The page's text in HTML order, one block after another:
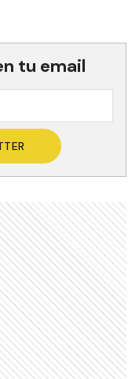
tu email